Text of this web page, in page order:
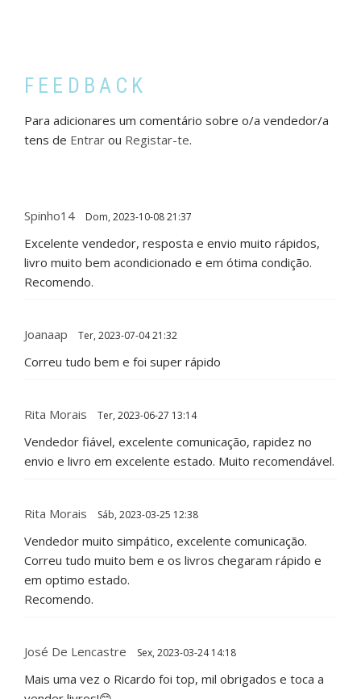
FEEDBACK
Para adicionares um comentário sobre o/a vendedor/a
tens de Entrar ou Registar-te.
Spinho14 Dom, 2023-10-08 21:37
Excelente vendedor, resposta e envio muito rápidos,
livro muito bem acondicionado e em ótima condição.
Recomendo.
Joanaap Ter, 2023-07-04 21:32
Correu tudo bem e foi super rápido
Rita Morais Ter, 2023-06-27 13:14
Vendedor fiável, excelente comunicação, rapidez no
envio e livro em excelente estado. Muito recomendável.
Rita Morais Sáb, 2023-03-25 12:38
Vendedor muito simpático, excelente comunicação.
Correu tudo muito bem e os livros chegaram rápido e
em optimo estado.
Recomendo.
José De Lencastre Sex, 2023-03-24 14:18
Mais uma vez o Ricardo foi top, mil obrigados e toca a